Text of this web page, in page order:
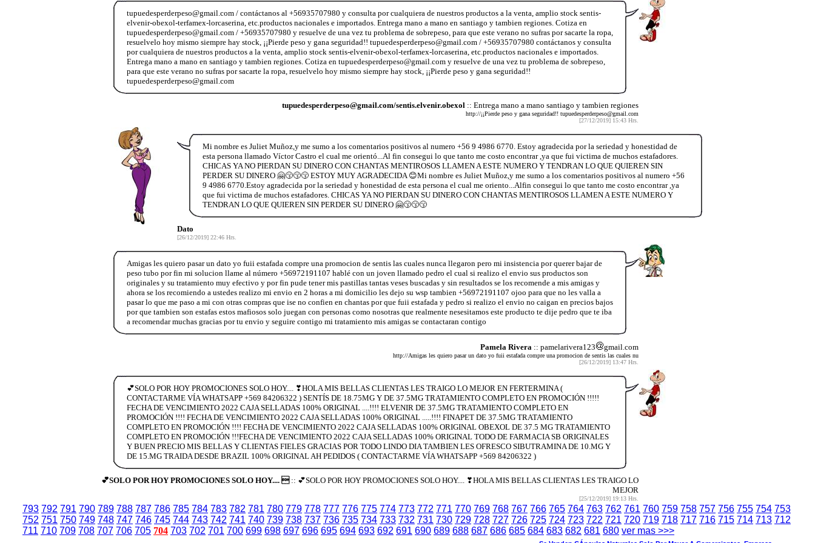
tupuedesperderpeso@gmail.com / contáctanos al +56935707980 y consulta por cualquiera de nuestros productos a la venta, amplio stock sentis-
elvenir-obexol-terfamex-lorcaserina, etc.productos nacionales e importados. Entrega mano a mano en santiago y tambien regiones. Cotiza en
tupuedesperderpeso@gmail.com / +56935707980 y resuelve de una vez tu problema de sobrepeso, para que este verano no sufras por sacarte la ropa,
resuelvelo hoy mismo siempre hay stock, ¡¡Pierde peso y gana seguridad!! tupuedesperderpeso@gmail.com / +56935707980 contáctanos y consulta
por cualquiera de nuestros productos a la venta, amplio stock sentis-elvenir-obexol-terfamex-lorcaserina, etc.productos nacionales e importados.
Entrega mano a mano en santiago y tambien regiones. Cotiza en tupuedesperderpeso@gmail.com y resuelve de una vez tu problema de sobrepeso,
para que este verano no sufras por sacarte la ropa, resuelvelo hoy mismo siempre hay stock, ¡¡Pierde peso y gana seguridad!!
tupuedesperderpeso@gmail.com
tupuedesperderpeso@gmail.com/sentis.elvenir.obexol :: Entrega mano a mano santiago y tambien regiones
http://¡¡Pierde peso y gana seguridad!! tupuedesperderpeso@gmail.com
[27/12/2019] 15:43 Hrs.
Mi nombre es Juliet Muñoz,y me sumo a los comentarios positivos al numero +56 9 4986 6770. Estoy agradecida por la seriedad y honestidad de
esta persona llamado Víctor Castro el cual me orientó...Al fin consegui lo que tanto me costo encontrar ,ya que fui victima de muchos estafadores.
CHICAS YA NO PIERDAN SU DINERO CON CHANTAS MENTIROSOS LLAMEN A ESTE NUMERO Y TENDRAN LO QUE QUIEREN SIN
PERDER SU DINERO 🤗😙😙😙 ESTOY MUY AGRADECIDA 😊Mi nombre es Juliet Muñoz,y me sumo a los comentarios positivos al numero +56
9 4986 6770.Estoy agradecida por la seriedad y honestidad de esta persona el cual me oriento...Alfin consegui lo que tanto me costo encontrar ,ya
que fui victima de muchos estafadores. CHICAS YA NO PIERDAN SU DINERO CON CHANTAS MENTIROSOS LLAMEN A ESTE NUMERO Y
TENDRAN LO QUE QUIEREN SIN PERDER SU DINERO 🤗😙😙😙
Dato
[26/12/2019] 22:46 Hrs.
Amigas les quiero pasar un dato yo fuii estafada compre una promocion de sentis las cuales nunca llegaron pero mi insistencia por querer bajar de
peso tubo por fin mi solucion llame al número +56972191107 hablé con un joven llamado pedro el cual si realizo el envio sus productos son
originales y su tratamiento muy efectivo y por fin pude tener mis pastillas tantas veses buscadas y sin resultados se los recomende a mis amigas y
ahora se los recomiendo a ustedes realizo mi envio en 2 horas a mi domicilio les dejo su wsp tambien +56972191107 ojoo para que no les valla a
pasar lo que me paso a mi con otras compras que ise no confien en chantas por que fuii estafada y pedro si realizo el envio no caigan en precios bajos
por que tambien son estafas estos mafiosos solo juegan con personas como nosotras que realmente nesesitamos este producto te dije pedro que te iba
a recomendar muchas gracias por tu envio y seguire contigo mi tratamiento mis amigas se contactaran contigo
Pamela Rivera :: pamelarivera123 gmail.com
http://Amigas les quiero pasar un dato yo fuii estafada compre una promocion de sentis las cuales nu
[26/12/2019] 13:47 Hrs.
💕SOLO POR HOY PROMOCIONES SOLO HOY.... ❣HOLA MIS BELLAS CLIENTAS LES TRAIGO LO MEJOR EN FERTERMINA (
CONTACTARME VÍA WHATSAPP +569 84206322 ) SENTÍS DE 18.75MG Y DE 37.5MG TRATAMIENTO COMPLETO EN PROMOCIÓN !!!!!
FECHA DE VENCIMIENTO 2022 CAJA SELLADAS 100% ORIGINAL ....!!!! ELVENIR DE 37.5MG TRATAMIENTO COMPLETO EN
PROMOCIÓN !!!! FECHA DE VENCIMIENTO 2022 CAJA SELLADAS 100% ORIGINAL .....!!!! FINAPET DE 37.5MG TRATAMIENTO
COMPLETO EN PROMOCIÓN !!!! FECHA DE VENCIMIENTO 2022 CAJA SELLADAS 100% ORIGINAL OBEXOL DE 37.5 MG TRATAMIENTO
COMPLETO EN PROMOCIÓN !!!FECHA DE VENCIMIENTO 2022 CAJA SELLADAS 100% ORIGINAL TODO DE FARMACIA SB ORIGINALES
Y BUEN PRECIO MIS BELLAS Y CLIENTAS FIELES GRACIAS POR TODO LINDO DIA TAMBIEN LES OFRESCO SIBUTRAMINA DE 10.MG Y
DE 15.MG TRAIDA DESDE BRAZIL 100% ORIGINAL AH PEDIDOS ( CONTACTARME VÍA WHATSAPP +569 84206322 )
💕SOLO POR HOY PROMOCIONES SOLO HOY.... :: 💕SOLO POR HOY PROMOCIONES SOLO HOY.... ❣HOLA MIS BELLAS CLIENTAS LES TRAIGO LO
MEJOR
[25/12/2019] 19:13 Hrs.
793 792 791 790 789 788 787 786 785 784 783 782 781 780 779 778 777 776 775 774 773 772 771 770 769 768 767 766 765 764 763 762 761 760 759 758 757 756 755 754 753
752 751 750 749 748 747 746 745 744 743 742 741 740 739 738 737 736 735 734 733 732 731 730 729 728 727 726 725 724 723 722 721 720 719 718 717 716 715 714 713 712
711 710 709 708 707 706 705 704 703 702 701 700 699 698 697 696 695 694 693 692 691 690 689 688 687 686 685 684 683 682 681 680 ver mas >>>